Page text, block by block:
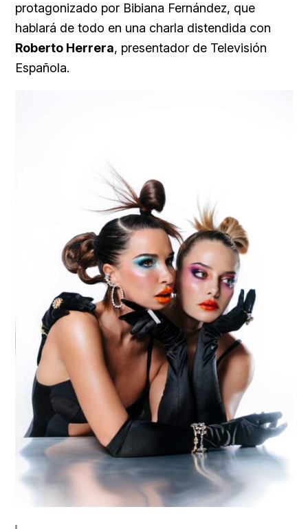
protagonizado por Bibiana Fernández, que
hablará de todo en una charla distendida con
Roberto Herrera, presentador de Televisión
Española.